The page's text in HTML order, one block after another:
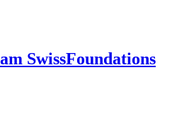
SwissFoundations